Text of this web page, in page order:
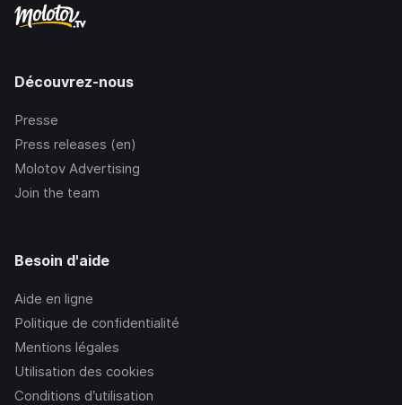
Découvrez-nous
Presse
Press releases (en)
Molotov Advertising
Join the team
Besoin d'aide
Aide en ligne
Politique de confidentialité
Mentions légales
Utilisation des cookies
Conditions d’utilisation